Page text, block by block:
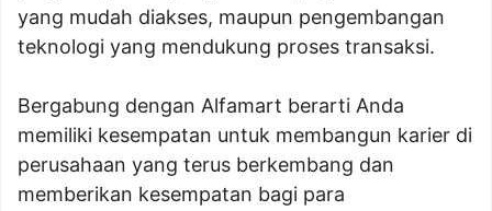
yang mudah diakses, maupun pengembangan
teknologi yang mendukung proses transaksi.
Bergabung dengan Alfamart berarti Anda
memiliki kesempatan untuk membangun karier di
perusahaan yang terus berkembang dan
memberikan kesempatan bagi para